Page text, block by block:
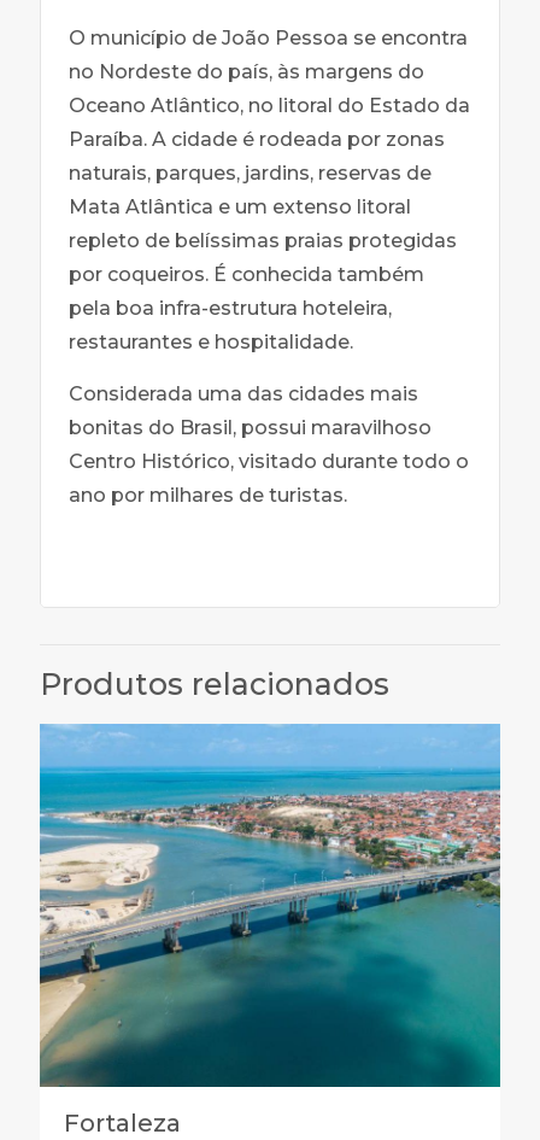
O município de João Pessoa se encontra
no Nordeste do país, às margens do
Oceano Atlântico, no litoral do Estado da
Paraíba. A cidade é rodeada por zonas
naturais, parques, jardins, reservas de
Mata Atlântica e um extenso litoral
repleto de belíssimas praias protegidas
por coqueiros. É conhecida também
pela boa infra-estrutura hoteleira,
restaurantes e hospitalidade.
Considerada uma das cidades mais
bonitas do Brasil, possui maravilhoso
Centro Histórico, visitado durante todo o
ano por milhares de turistas.
Produtos relacionados
Fortaleza